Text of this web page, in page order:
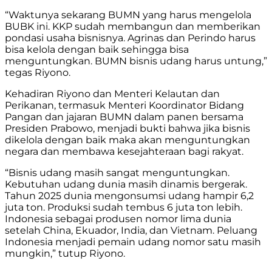
“Waktunya sekarang BUMN yang harus mengelola
BUBK ini. KKP sudah membangun dan memberikan
pondasi usaha bisnisnya. Agrinas dan Perindo harus
bisa kelola dengan baik sehingga bisa
menguntungkan. BUMN bisnis udang harus untung,”
tegas Riyono.
Kehadiran Riyono dan Menteri Kelautan dan
Perikanan, termasuk Menteri Koordinator Bidang
Pangan dan jajaran BUMN dalam panen bersama
Presiden Prabowo, menjadi bukti bahwa jika bisnis
dikelola dengan baik maka akan menguntungkan
negara dan membawa kesejahteraan bagi rakyat.
“Bisnis udang masih sangat menguntungkan.
Kebutuhan udang dunia masih dinamis bergerak.
Tahun 2025 dunia mengonsumsi udang hampir 6,2
juta ton. Produksi sudah tembus 6 juta ton lebih.
Indonesia sebagai produsen nomor lima dunia
setelah China, Ekuador, India, dan Vietnam. Peluang
Indonesia menjadi pemain udang nomor satu masih
mungkin,” tutup Riyono.